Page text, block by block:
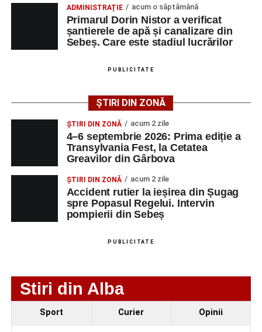
Transylvania Fest va avea loc în perioada
septembrie 2026, laCetatea Greavilor din Gârbova
Intrarea este liberă pe întreaga durată a evenimentului.
Adaugă-ne ca sursă preferată
Urmărește-ne pe Google News
Ultimele știri din Sebeș
Femeie de 66 de ani, transportată în stare gravă la
spital după ce a fost lovită de o motocicletă pe
strada Dorobanți din Sebeș
Accident pe strada Dorobanți din Sebeș: fermeie
4–6 septembrie 2026: Prima ediție a Transylvania
Fest, la Cetatea Greavilor din Gârbova
Accident pe strada Dorobanți din Sebeș: fermeie
de 66 de ani rănită grav, după ce a fost lovită de o
motocicletă
Fest, la Cetatea Greavilor din Gârbova
Facebook Messenger WhatsApp Twitter/X
ADMINISTRAȚIE acum o săptămână
Primarul Dorin Nistor a verificat
șantierele de apă și canalizare din
Sebeș. Care este stadiul lucrărilor
PUBLICITATE
ȘTIRI DIN ZONĂ
ȘTIRI DIN ZONĂ acum 2 zile
4–6 septembrie 2026: Prima ediție a
Transylvania Fest, la Cetatea
Greavilor din Gârbova
ȘTIRI DIN ZONĂ acum 2 zile
Accident rutier la ieșirea din Șugag
spre Popasul Regelui. Intervin
pompierii din Sebeș
PUBLICITATE
Stiri din Alba
Sport Curier Opinii